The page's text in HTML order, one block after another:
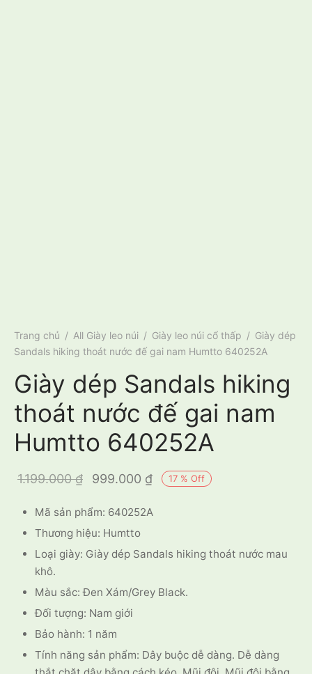
Trang chủ / All Giày leo núi / Giày leo núi cổ thấp / Giày dép
Sandals hiking thoát nước đế gai nam Humtto 640252A
Giày dép Sandals hiking
thoát nước đế gai nam
Humtto 640252A
17 % Off
1.199.000₫
Giá gốc là:
999.000 ₫ Giá hiện
Mã sản phẩm: 640252A
Thương hiệu: Humtto
Loại giày: Giày dép Sandals hiking thoát nước mau
khô.
Màu sắc: Đen Xám/Grey Black.
Đối tượng: Nam giới
Bảo hành: 1 năm
Tính năng sản phẩm: Dây buộc dễ dàng. Dễ dàng